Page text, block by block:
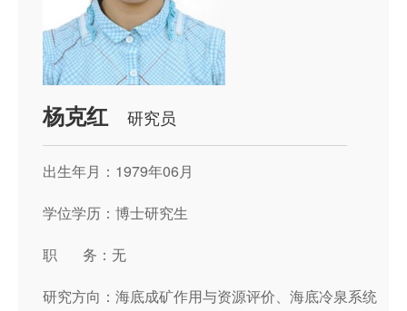
杨克红 研究员
出生年月：1979年06月
学位学历：博士研究生
职 务：无
研究方向：海底成矿作用与资源评价、海底冷泉系统